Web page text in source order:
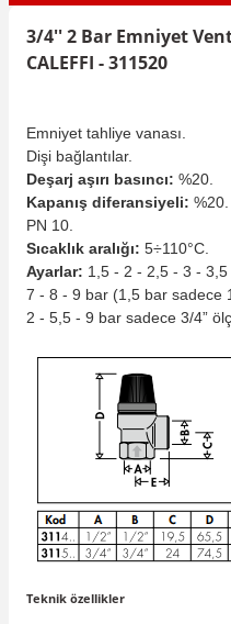
3/4'' 2 Bar Emniyet
CALEFFI - 311520
Emniyet tahliye vanası.
Dişi bağlantılar.
Deşarj aşırı basıncı: %20.
Kapanış diferansiyeli: %20.
PN 10.
Sıcaklık aralığı: 5÷110°C.
Ayarlar: 1,5 - 2 - 2,5 - 3 -
7 - 8 - 9 bar (1,5 bar sadece
2 - 5,5 - 9 bar sadece 3/4”
Teknik özellikler